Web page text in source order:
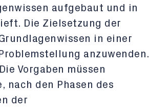
aufgebaut und in
Die Zielsetzung der
in einer
anzuwenden.
Vorgaben müssen
nach den Phasen des
der